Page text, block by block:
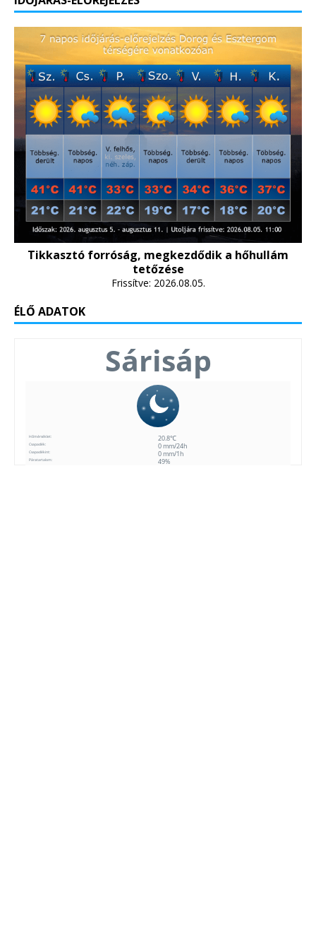
Tikkasztó forróság, megkezdődik a hőhullám
tetőzése
Frissítve: 2026.08.05.
ÉLŐ ADATOK